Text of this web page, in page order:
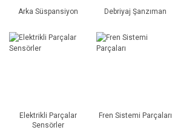
Arka Süspansiyon Debriyaj Şanzıman
Elektrikli Parçalar
Sensörler
Fren Sistemi Parçaları